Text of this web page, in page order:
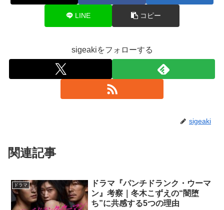
LINE コピー
sigeakiをフォローする
sigeaki
関連記事
ドラマ
ドラマ『パンチドランク・ウーマ
ン』考察｜冬木こずえの“闇堕
ち”に共感する5つの理由